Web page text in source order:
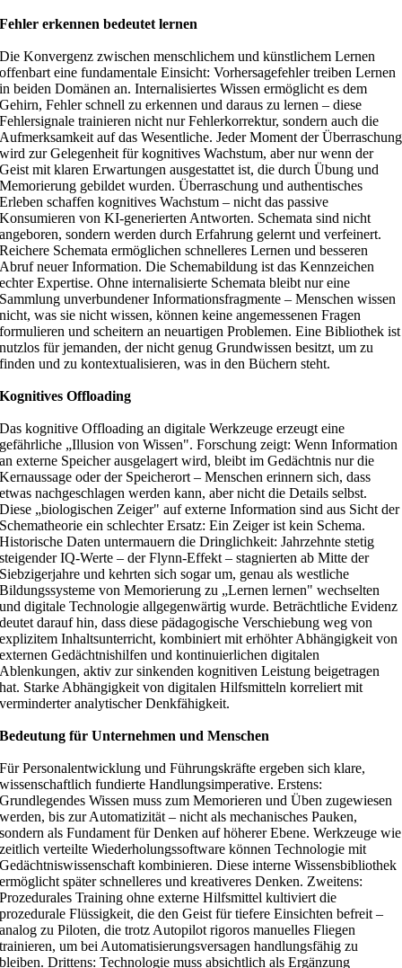
Fehler erkennen bedeutet lernen
Die Konvergenz zwischen menschlichem und künstlichem Lernen
offenbart eine fundamentale Einsicht: Vorhersagefehler treiben Lernen
in beiden Domänen an. Internalisiertes Wissen ermöglicht es dem
Gehirn, Fehler schnell zu erkennen und daraus zu lernen – diese
Fehlersignale trainieren nicht nur Fehlerkorrektur, sondern auch die
Aufmerksamkeit auf das Wesentliche. Jeder Moment der Überraschung
wird zur Gelegenheit für kognitives Wachstum, aber nur wenn der
Geist mit klaren Erwartungen ausgestattet ist, die durch Übung und
Memorierung gebildet wurden. Überraschung und authentisches
Erleben schaffen kognitives Wachstum – nicht das passive
Konsumieren von KI-generierten Antworten. Schemata sind nicht
angeboren, sondern werden durch Erfahrung gelernt und verfeinert.
Reichere Schemata ermöglichen schnelleres Lernen und besseren
Abruf neuer Information. Die Schemabildung ist das Kennzeichen
echter Expertise. Ohne internalisierte Schemata bleibt nur eine
Sammlung unverbundener Informationsfragmente – Menschen wissen
nicht, was sie nicht wissen, können keine angemessenen Fragen
formulieren und scheitern an neuartigen Problemen. Eine Bibliothek ist
nutzlos für jemanden, der nicht genug Grundwissen besitzt, um zu
finden und zu kontextualisieren, was in den Büchern steht.
Kognitives Offloading
Das kognitive Offloading an digitale Werkzeuge erzeugt eine
gefährliche „Illusion von Wissen". Forschung zeigt: Wenn Information
an externe Speicher ausgelagert wird, bleibt im Gedächtnis nur die
Kernaussage oder der Speicherort – Menschen erinnern sich, dass
etwas nachgeschlagen werden kann, aber nicht die Details selbst.
Diese „biologischen Zeiger" auf externe Information sind aus Sicht der
Schematheorie ein schlechter Ersatz: Ein Zeiger ist kein Schema.
Historische Daten untermauern die Dringlichkeit: Jahrzehnte stetig
steigender IQ-Werte – der Flynn-Effekt – stagnierten ab Mitte der
Siebzigerjahre und kehrten sich sogar um, genau als westliche
Bildungssysteme von Memorierung zu „Lernen lernen" wechselten
und digitale Technologie allgegenwärtig wurde. Beträchtliche Evidenz
deutet darauf hin, dass diese pädagogische Verschiebung weg von
explizitem Inhaltsunterricht, kombiniert mit erhöhter Abhängigkeit von
externen Gedächtnishilfen und kontinuierlichen digitalen
Ablenkungen, aktiv zur sinkenden kognitiven Leistung beigetragen
hat. Starke Abhängigkeit von digitalen Hilfsmitteln korreliert mit
verminderter analytischer Denkfähigkeit.
Bedeutung für Unternehmen und Menschen
Für Personalentwicklung und Führungskräfte ergeben sich klare,
wissenschaftlich fundierte Handlungsimperative. Erstens:
Grundlegendes Wissen muss zum Memorieren und Üben zugewiesen
werden, bis zur Automatizität – nicht als mechanisches Pauken,
sondern als Fundament für Denken auf höherer Ebene. Werkzeuge wie
zeitlich verteilte Wiederholungssoftware können Technologie mit
Gedächtniswissenschaft kombinieren. Diese interne Wissensbibliothek
ermöglicht später schnelleres und kreativeres Denken. Zweitens:
Prozedurales Training ohne externe Hilfsmittel kultiviert die
prozedurale Flüssigkeit, die den Geist für tiefere Einsichten befreit –
analog zu Piloten, die trotz Autopilot rigoros manuelles Fliegen
trainieren, um bei Automatisierungsversagen handlungsfähig zu
bleiben. Drittens: Technologie muss absichtlich als Ergänzung